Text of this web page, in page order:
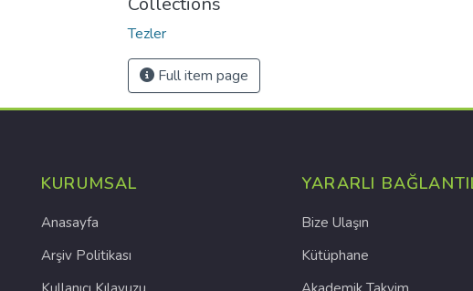
Tezler
Full item page
KURUMSAL
Anasayfa
Arşiv Politikası
YARARLI
Bize Ulaşın
Kütüphane